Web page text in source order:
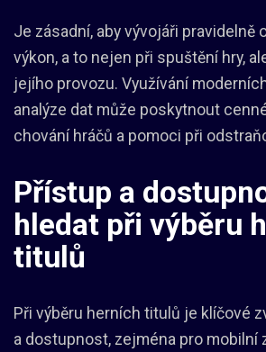
Je zásadní, aby vývojáři pravidelně
výkon, a to nejen při spuštění hry,
jejího provozu. Využívání
analýze dat může poskytnout
chování hráčů a pomoci při
Přístup a
hledat při výběru
titulů
Při výběru herních titulů je klíčové
a dostupnost, zejména pro mobilní